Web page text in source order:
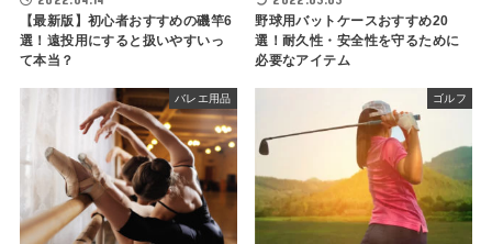
【最新版】初心者おすすめの磯竿6
選！遠投用にすると扱いやすいっ
て本当？
野球用バットケースおすすめ20
選！耐久性・安全性を守るために
必要なアイテム
バレエ用品 ゴルフ